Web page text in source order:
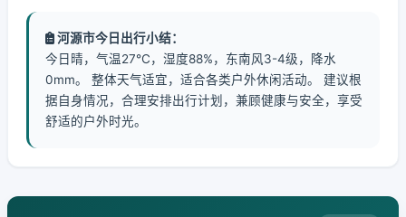
河源市今日出行小结：
今日晴，气温27℃，湿度88%，东南风3-4级，降水
0mm。 整体天气适宜，适合各类户外休闲活动。 建议根
据自身情况，合理安排出行计划，兼顾健康与安全，享受
舒适的户外时光。